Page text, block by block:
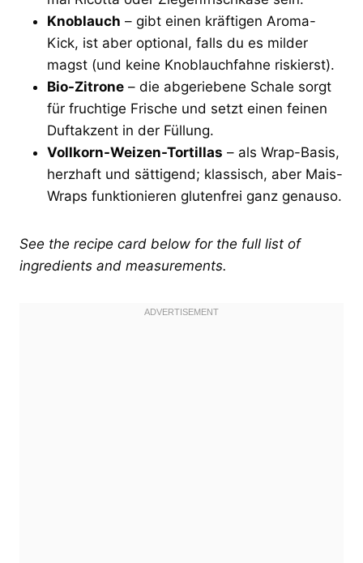
Knoblauch – gibt einen kräftigen Aroma-
Kick, ist aber optional, falls du es milder
magst (und keine Knoblauchfahne riskierst).
Bio-Zitrone – die abgeriebene Schale sorgt
für fruchtige Frische und setzt einen feinen
Duftakzent in der Füllung.
Vollkorn-Weizen-Tortillas – als Wrap-Basis,
herzhaft und sättigend; klassisch, aber Mais-
Wraps funktionieren glutenfrei ganz genauso.
See the recipe card below for the full list of
ingredients and measurements.